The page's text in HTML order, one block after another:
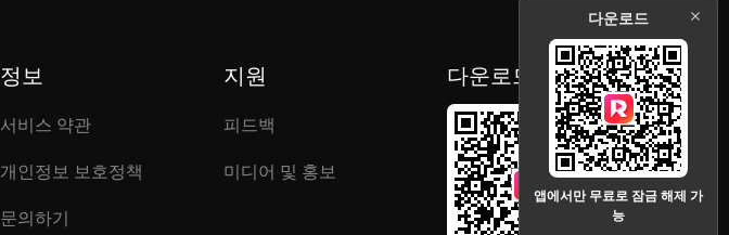
정보
서비스 약관
개인정보 보호정책
문의하기
지원
피드백
미디어 및 홍보
다운로드
다운로드
앱에서만 무료로 잠금 해제 가
능